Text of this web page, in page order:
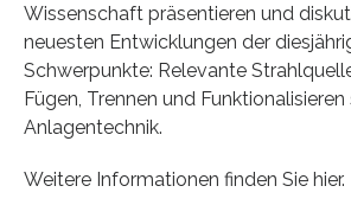
Wissenschaft präsentieren und
neuesten Entwicklungen der
Schwerpunkte: Relevante
Fügen, Trennen und
Anlagentechnik.
Weitere Informationen finden Sie hier.